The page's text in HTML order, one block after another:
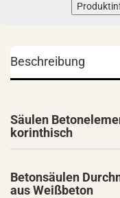
Beschreibung
Säulen
korinthisch
Betonsäulen
aus Weißbeton